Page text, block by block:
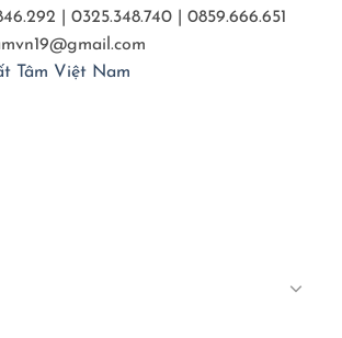
| 0325.348.740 | 0859.666.651
Tâm Việt Nam